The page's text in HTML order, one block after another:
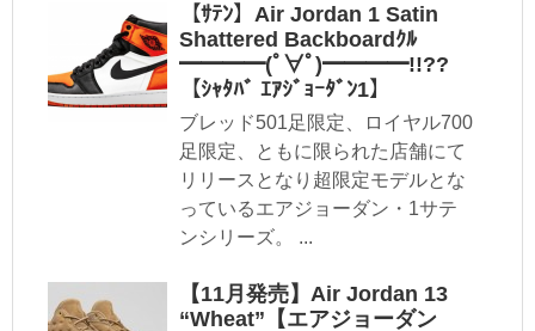
【ｻﾃﾝ】Air Jordan 1 Satin
Shattered Backboardｸﾙ
━━━━(ﾟ∀ﾟ)━━━━!!??
【ｼｬﾀﾊﾞ ｴｱｼﾞｮｰﾀﾞﾝ1】
ブレッド501足限定、ロイヤル700
足限定、ともに限られた店舗にて
リリースとなり超限定モデルとな
っているエアジョーダン・1サテ
ンシリーズ。 ...
【11月発売】Air Jordan 13
“Wheat”【エアジョーダン